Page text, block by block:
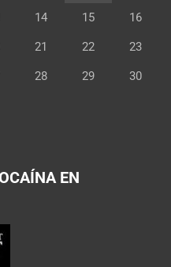
14 15 16
21 22 23
28 29 30
EN